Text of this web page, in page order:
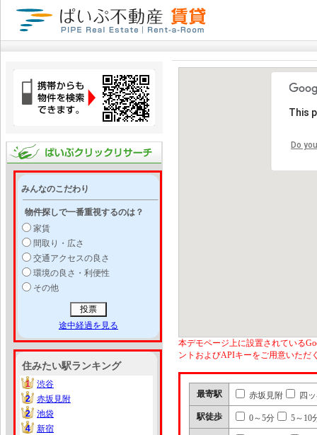
みんなのこだわり
物件探しで一番重視するのは？
家賃
間取り・広さ
交通アクセスの良さ
環境の良さ・利便性
その他
途中経過を見る
住みたい駅ランキング
1
1
渋谷
2
2
赤坂見附
2
2
池袋
4
4
新宿
This
Do
本デモページ上に設置されている
ントおよびAPIキーをご用意いただ
最寄駅 赤坂見附 四
駅徒歩 0～5分 5～10